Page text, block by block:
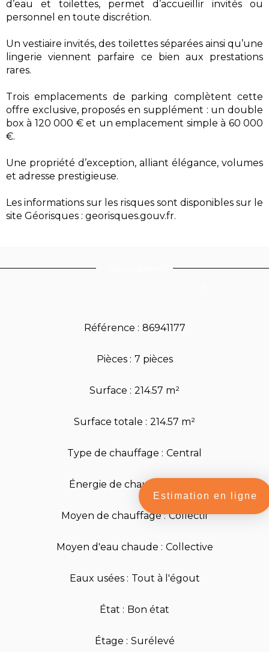
d’eau et toilettes, permet d’accueillir invités ou
personnel en toute discrétion.
Un vestiaire invités, des toilettes séparées ainsi qu’une
lingerie viennent parfaire ce bien aux prestations
rares.
Trois emplacements de parking complètent cette
offre exclusive, proposés en supplément : un double
box à 120 000 € et un emplacement simple à 60 000
€.
Une propriété d’exception, alliant élégance, volumes
et adresse prestigieuse.
Les informations sur les risques sont disponibles sur le
site Géorisques : georisques.gouv.fr.
Référence 86941177
Pièces 7 pièces
Surface 214.57 m²
Surface totale 214.57 m²
Type de chauffage Central
Énergie de chauffage
Moyen de chauffage Collectif
Moyen d'eau chaude Collective
Eaux usées Tout à l'égout
État Bon état
Étage Surélevé
Estimation en ligne